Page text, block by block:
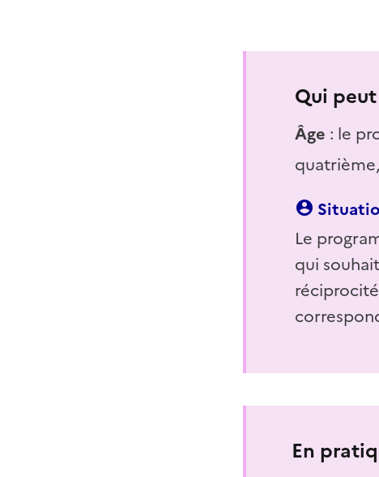
Qui
Âge : le
Le
qui
En